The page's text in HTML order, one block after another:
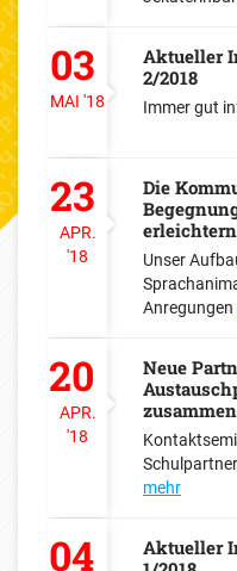
03
MAI '18
Aktueller
2/2018
Immer gut
23
APR.
'18
Die
erleichtern
Unser
Anregungen
20
APR.
'18
Neue
mehr
04
Aktueller